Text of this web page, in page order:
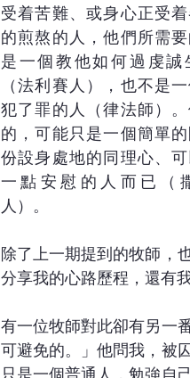
受着苦難、或身心正受
的煎熬的人，他們所需
是一個教他如何過虔誠
（法利賽人），也不是
犯了罪的人（律法師）
的，可能只是一個簡單
份設身處地的同理心、
一點安慰的人而已（
人）。
除了上一期提到的牧師，
分享我的心路歷程，還有
有一位牧師對此卻有另一
可避免的。」他問我，被
只是一個普通人，勉強自